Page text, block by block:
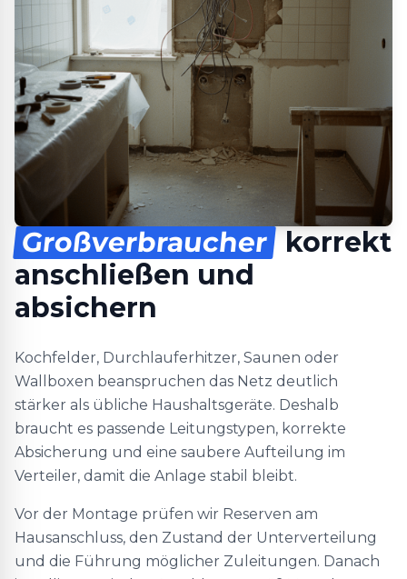
Großverbraucher korrekt
anschließen und
absichern
Kochfelder, Durchlauferhitzer, Saunen oder
Wallboxen beanspruchen das Netz deutlich
stärker als übliche Haushaltsgeräte. Deshalb
braucht es passende Leitungstypen, korrekte
Absicherung und eine saubere Aufteilung im
Verteiler, damit die Anlage stabil bleibt.
Vor der Montage prüfen wir Reserven am
Hausanschluss, den Zustand der Unterverteilung
und die Führung möglicher Zuleitungen. Danach